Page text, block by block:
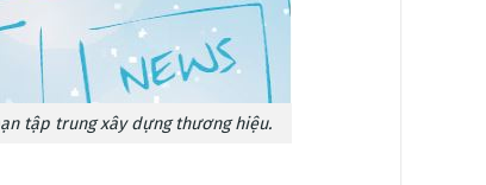
tập trung xây dựng thương hiệu.